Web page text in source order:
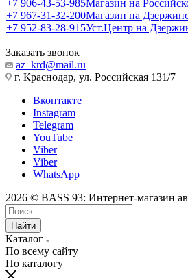
+7 906-43-53-985Магазин на
+7 967-31-32-200Магазин на
+7 952-83-28-915Уст.Центр на
Заказать звонок
az_krd@mail.ru
г. Краснодар, ул. Российская 131/7
Вконтакте
Instagram
Telegram
YouTube
Viber
Viber
WhatsApp
2026 © BASS 93: Интернет-магазин
Найти
Каталог
По всему сайту
По каталогу